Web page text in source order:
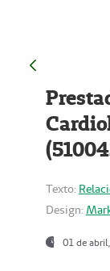
Texto:
Design:
01 de